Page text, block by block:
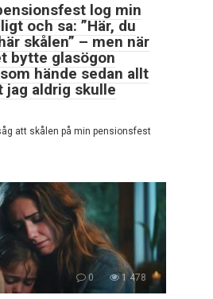
log min
och sa: ”Här, du
skålen” – men när
bytte glasögon
hände sedan allt
jag aldrig skulle
att skålen på min pensionsfest
0 1 478